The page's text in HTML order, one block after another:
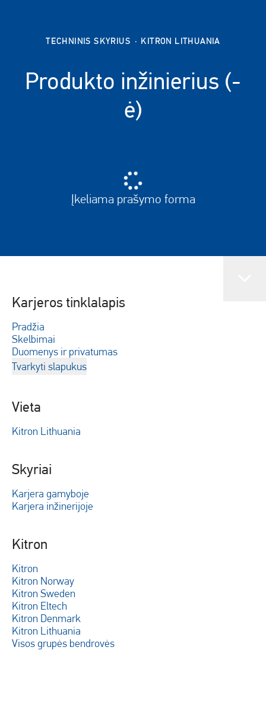
TECHNINIS SKYRIUS · KITRON LITHUANIA
Produkto inžinierius (-
ė)
Įkeliama prašymo forma
Karjeros tinklalapis
Pradžia
Skelbimai
Duomenys ir privatumas
Tvarkyti slapukus
Vieta
Kitron Lithuania
Skyriai
Karjera gamyboje
Karjera inžinerijoje
Kitron
Kitron
Kitron Norway
Kitron Sweden
Kitron Eltech
Kitron Denmark
Kitron Lithuania
Visos grupės bendrovės